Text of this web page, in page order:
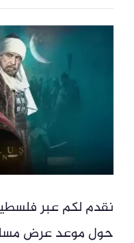
حول موعد عرض